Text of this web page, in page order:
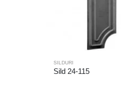
SILDURI
Sild 24-115